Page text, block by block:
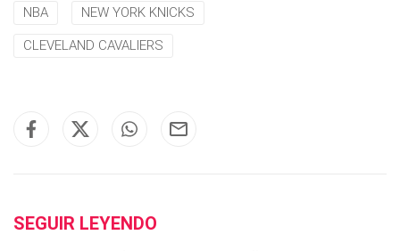
NBA NEW YORK KNICKS
CLEVELAND CAVALIERS
SEGUIR LEYENDO